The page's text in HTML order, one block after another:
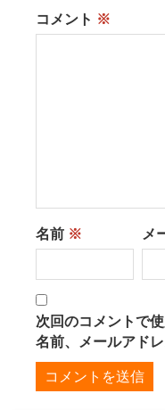
コメント ※
名前 ※ メ
次回のコメントで
名前、メールアド